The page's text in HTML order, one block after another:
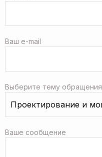
Ваш e-mail
Выберите тему обращения
Ваше сообщение